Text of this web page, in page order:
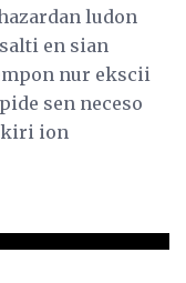
ludon
en sian
nur ekscii
sen neceso
ion